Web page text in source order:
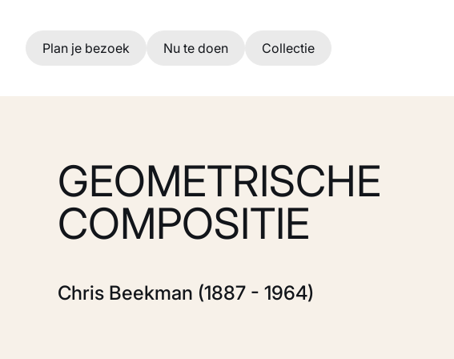
Ga naar hoofdinhoud
Plan je bezoek Nu te doen Collectie
GEOMETRISCHE
COMPOSITIE
Chris Beekman (1887 - 1964)